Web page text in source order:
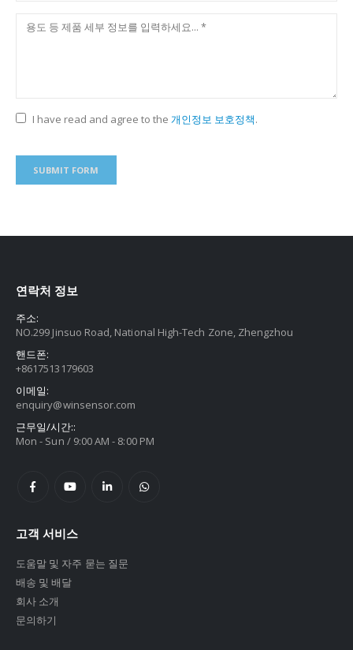
I have read and agree to the 개인정보 보호정책.
연락처 정보
주소:
NO.299 Jinsuo Road, National High-Tech Zone, Zhengzhou
핸드폰:
+8617513179603
이메일:
enquiry@winsensor.com
근무일/시간::
Mon - Sun / 9:00 AM - 8:00 PM
고객 서비스
도움말 및 자주 묻는 질문
배송 및 배달
회사 소개
문의하기